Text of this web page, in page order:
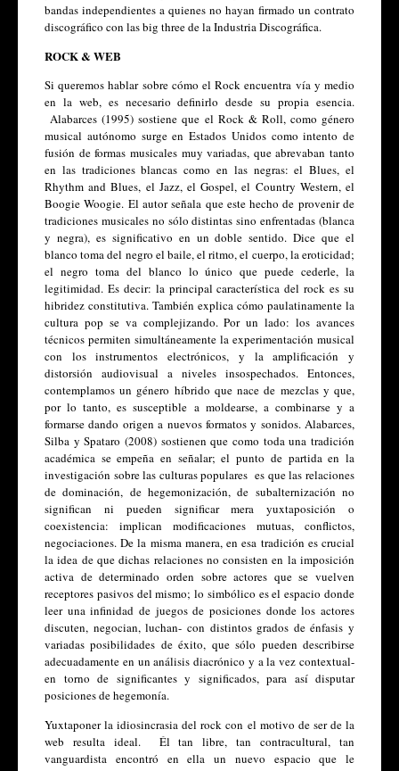
bandas independientes a quienes no hayan firmado un contrato
discográfico con las big three de la Industria Discográfica.
ROCK & WEB
Si queremos hablar sobre cómo el Rock encuentra vía y medio
en la web, es necesario definirlo desde su propia esencia.
Alabarces (1995) sostiene que el Rock & Roll, como género
musical autónomo surge en Estados Unidos como intento de
fusión de formas musicales muy variadas, que abrevaban tanto
en las tradiciones blancas como en las negras: el Blues, el
Rhythm and Blues, el Jazz, el Gospel, el Country Western, el
Boogie Woogie. El autor señala que este hecho de provenir de
tradiciones musicales no sólo distintas sino enfrentadas (blanca
y negra), es significativo en un doble sentido. Dice que el
blanco toma del negro el baile, el ritmo, el cuerpo, la eroticidad;
el negro toma del blanco lo único que puede cederle, la
legitimidad. Es decir: la principal característica del rock es su
hibridez constitutiva. También explica cómo paulatinamente la
cultura pop se va complejizando. Por un lado: los avances
técnicos permiten simultáneamente la experimentación musical
con los instrumentos electrónicos, y la amplificación y
distorsión audiovisual a niveles insospechados. Entonces,
contemplamos un género híbrido que nace de mezclas y que,
por lo tanto, es susceptible a moldearse, a combinarse y a
formarse dando origen a nuevos formatos y sonidos. Alabarces,
Silba y Spataro (2008) sostienen que como toda una tradición
académica se empeña en señalar; el punto de partida en la
investigación sobre las culturas populares  es que las relaciones
de dominación, de hegemonización, de subalternización no
significan ni pueden significar mera yuxtaposición o
coexistencia: implican modificaciones mutuas, conflictos,
negociaciones. De la misma manera, en esa tradición es crucial
la idea de que dichas relaciones no consisten en la imposición
activa de determinado orden sobre actores que se vuelven
receptores pasivos del mismo; lo simbólico es el espacio donde
leer una infinidad de juegos de posiciones donde los actores
discuten, negocian, luchan- con distintos grados de énfasis y
variadas posibilidades de éxito, que sólo pueden describirse
adecuadamente en un análisis diacrónico y a la vez contextual-
en torno de significantes y significados, para así disputar
posiciones de hegemonía.
Yuxtaponer la idiosincrasia del rock con el motivo de ser de la
web resulta ideal.  Él tan libre, tan contracultural, tan
vanguardista encontró en ella un nuevo espacio que le